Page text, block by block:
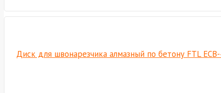
Диск для швонарезчика алмазный по бетону FTL